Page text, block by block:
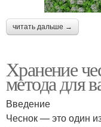
читать дальше →
Хранение
метода для
Введение
Чеснок — это один